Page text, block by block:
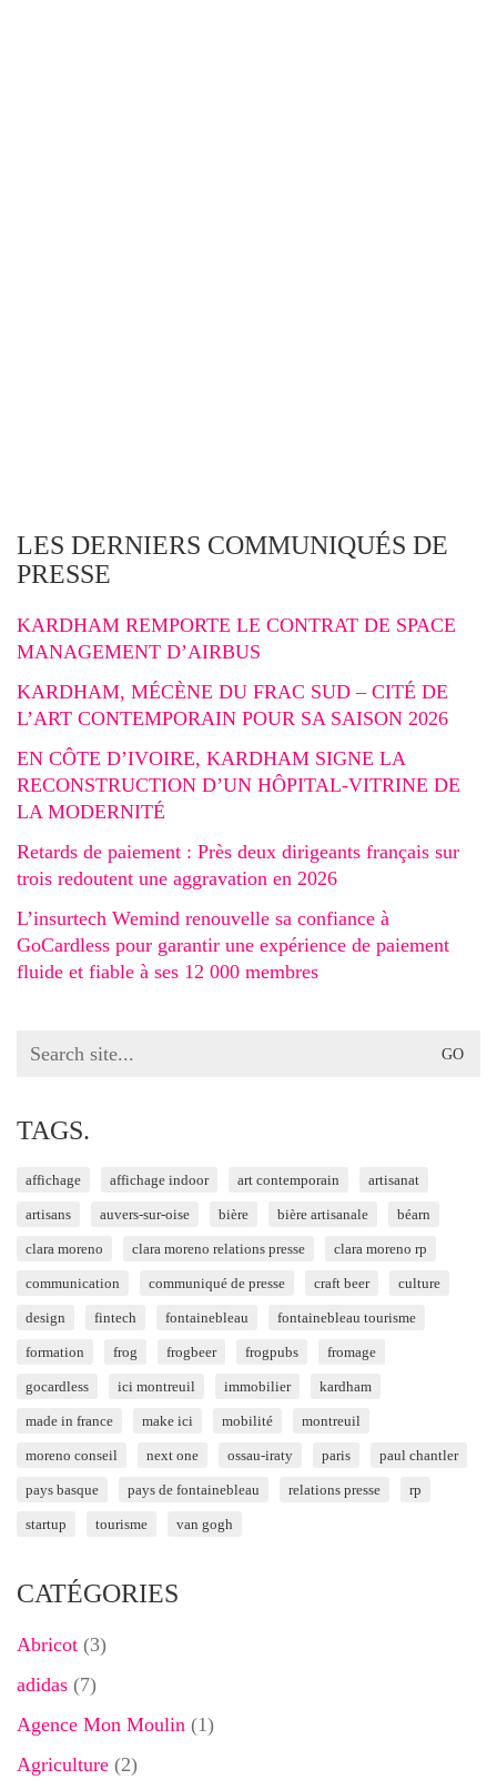
LES DERNIERS COMMUNIQUÉS DE
PRESSE
KARDHAM REMPORTE LE CONTRAT DE SPACE
MANAGEMENT D’AIRBUS
KARDHAM, MÉCÈNE DU FRAC SUD – CITÉ DE
L’ART CONTEMPORAIN POUR SA SAISON 2026
EN CÔTE D’IVOIRE, KARDHAM SIGNE LA
RECONSTRUCTION D’UN HÔPITAL-VITRINE DE
LA MODERNITÉ
Retards de paiement : Près deux dirigeants français sur
trois redoutent une aggravation en 2026
L’insurtech Wemind renouvelle sa confiance à
GoCardless pour garantir une expérience de paiement
fluide et fiable à ses 12 000 membres
Search
TAGS.
affichage affichage indoor art contemporain artisanat
artisans auvers-sur-oise bière bière artisanale béarn
clara moreno clara moreno relations presse clara moreno rp
communication communiqué de presse craft beer culture
design fintech fontainebleau fontainebleau tourisme
formation frog frogbeer frogpubs fromage
gocardless ici montreuil immobilier kardham
made in france make ici mobilité montreuil
moreno conseil next one ossau-iraty paris paul chantler
pays basque pays de fontainebleau relations presse rp
startup tourisme van gogh
CATÉGORIES
Abricot (3)
adidas (7)
Agence Mon Moulin (1)
Agriculture (2)